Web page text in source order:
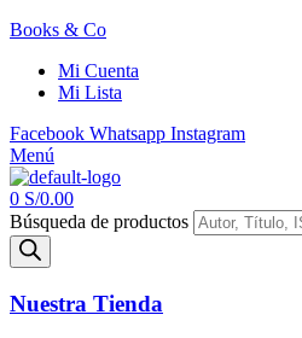
Books & Co
Mi Cuenta
Mi Lista
Facebook Whatsapp Instagram
Menú
0 S/0.00
Búsqueda de productos
Nuestra Tienda